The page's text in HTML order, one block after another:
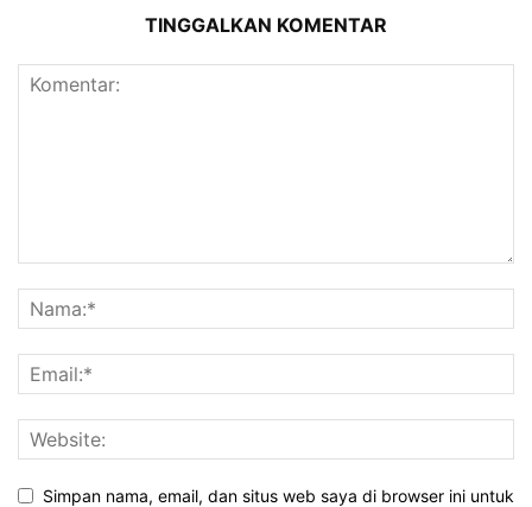
TINGGALKAN KOMENTAR
Simpan nama, email, dan situs web saya di browser ini untuk